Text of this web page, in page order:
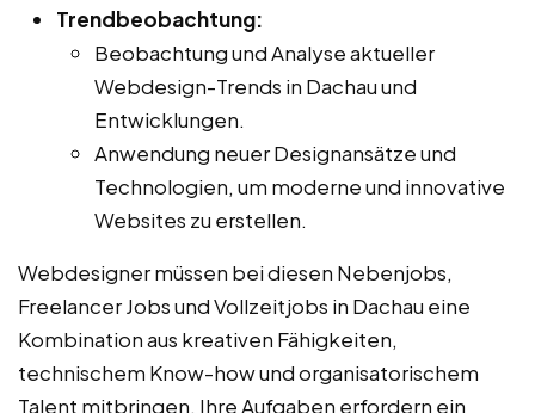
Trendbeobachtung:
Beobachtung und Analyse aktueller
Webdesign-Trends in Dachau und
Entwicklungen.
Anwendung neuer Designansätze und
Technologien, um moderne und innovative
Websites zu erstellen.
Webdesigner müssen bei diesen Nebenjobs,
Freelancer Jobs und Vollzeitjobs in Dachau eine
Kombination aus kreativen Fähigkeiten,
technischem Know-how und organisatorischem
Talent mitbringen. Ihre Aufgaben erfordern ein